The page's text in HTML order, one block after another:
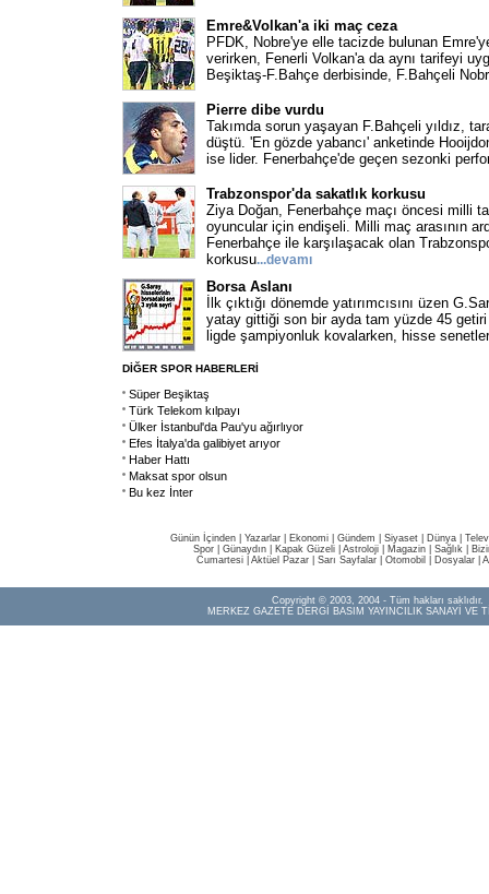
Emre&Volkan'a iki maç ceza
PFDK, Nobre'ye elle tacizde bulunan
verirken, Fenerli Volkan'a da aynı tarifeyi
Beşiktaş-F.Bahçe derbisinde, F.Bahçeli
Pierre dibe vurdu
Takımda sorun yaşayan F.Bahçeli yıldız,
düştü. 'En gözde yabancı' anketinde
ise lider. Fenerbahçe'de geçen sezonki
Trabzonspor'da sakatlık korkusu
Ziya Doğan, Fenerbahçe maçı öncesi milli
oyuncular için endişeli. Milli maç arasının
Fenerbahçe ile karşılaşacak olan
korkusu...devamı
Borsa Aslanı
İlk çıktığı dönemde yatırımcısını üzen
yatay gittiği son bir ayda tam yüzde 45
ligde şampiyonluk kovalarken, hisse
DİĞER SPOR HABERLERİ
Süper Beşiktaş
Türk Telekom kılpayı
Ülker İstanbul'da Pau'yu ağırlıyor
Efes İtalya'da galibiyet arıyor
Haber Hattı
Maksat spor olsun
Bu kez İnter
Günün İçinden Yazarlar Ekonomi Gündem Siyaset Dünya |
Spor
Günaydın Kapak Güzeli Astroloji Magazin Sağlık
Cumartesi| Aktüel Pazar| Sarı Sayfalar| Otomobil Dosyalar|
Copyright © 2003, 2004 - Tüm hakları saklıdır.
MERKEZ GAZETE DERGİ BASIM YAYINCILIK SANAYİ VE